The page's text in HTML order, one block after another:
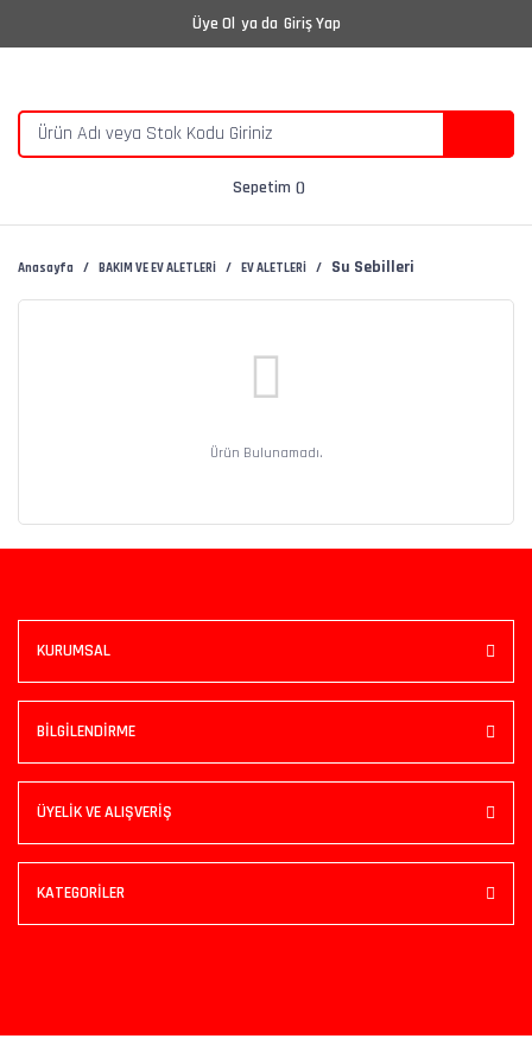
Üye Ol ya da Giriş Yap
Sepetim
Anasayfa BAKIM VE EV ALETLERİ EV ALETLERİ Su Sebilleri
Ürün Bulunamadı.
KURUMSAL
BİLGİLENDİRME
ÜYELİK VE ALIŞVERİŞ
KATEGORİLER